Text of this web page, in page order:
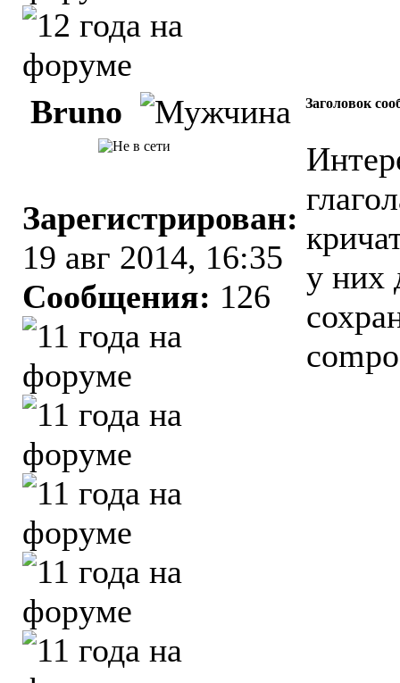
Bruno Заголовок
Зарегистрирован:
19 авг 2014, 16:35
Сообщения: 126
у них